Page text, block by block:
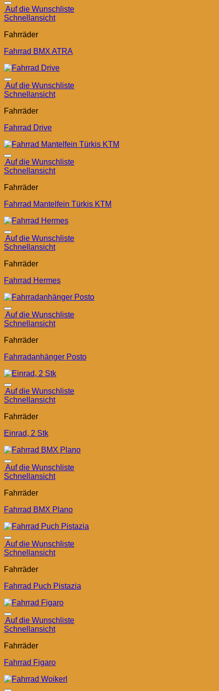
Auf die Wunschliste
Schnellansicht
Fahrräder
Fahrrad BMX ATRA
Auf die Wunschliste
Schnellansicht
Fahrräder
Fahrrad Drive
Auf die Wunschliste
Schnellansicht
Fahrräder
Fahrrad Mantelfein Türkis KTM
Auf die Wunschliste
Schnellansicht
Fahrräder
Fahrrad Hermes
Auf die Wunschliste
Schnellansicht
Fahrräder
Fahrradanhänger Posto
Auf die Wunschliste
Schnellansicht
Fahrräder
Einrad, 2 Stk
Auf die Wunschliste
Schnellansicht
Fahrräder
Fahrrad BMX Plano
Auf die Wunschliste
Schnellansicht
Fahrräder
Fahrrad Puch Pistazia
Auf die Wunschliste
Schnellansicht
Fahrräder
Fahrrad Figaro